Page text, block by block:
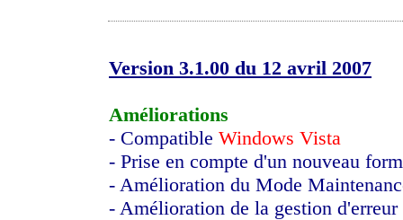
Version 3.1.00 du 12 avril 2007
Améliorations
- Compatible Windows Vista
- Prise en compte d'un nouveau
- Amélioration du Mode
- Amélioration de la gestion d'erreur